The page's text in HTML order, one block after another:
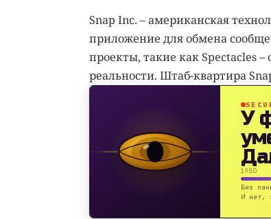
Snap Inc. – американская
приложение для обмена
проекты, такие как Spectacles
реальности. Штаб-квартира
У
1980
Без
И нет,